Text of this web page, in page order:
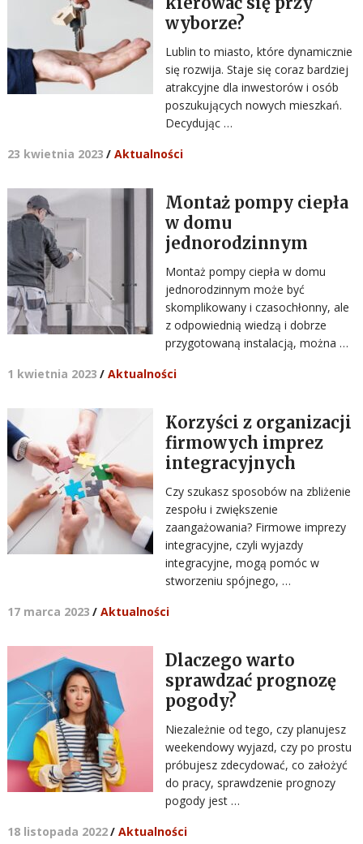
wyborze?
Lublin to miasto, które dynamicznie
się rozwija. Staje się coraz bardziej
atrakcyjne dla inwestorów i osób
poszukujących nowych mieszkań.
Decydując …
23 kwietnia 2023 / Aktualności
Montaż pompy ciepła
w domu
jednorodzinnym
Montaż pompy ciepła w domu
jednorodzinnym może być
skomplikowany i czasochłonny, ale
z odpowiednią wiedzą i dobrze
przygotowaną instalacją, można …
1 kwietnia 2023 / Aktualności
Korzyści z organizacji
firmowych imprez
integracyjnych
Czy szukasz sposobów na zbliżenie
zespołu i zwiększenie
zaangażowania? Firmowe imprezy
integracyjne, czyli wyjazdy
integracyjne, mogą pomóc w
stworzeniu spójnego, …
17 marca 2023 / Aktualności
Dlaczego warto
sprawdzać prognozę
pogody?
Niezależnie od tego, czy planujesz
weekendowy wyjazd, czy po prostu
próbujesz zdecydować, co założyć
do pracy, sprawdzenie prognozy
pogody jest …
18 listopada 2022/ Aktualności